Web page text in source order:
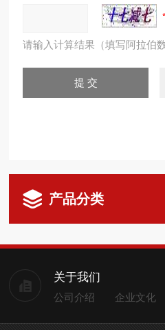
请输入计算结果（填写阿拉伯
产品分类
关于我们
公司介绍 企业文化